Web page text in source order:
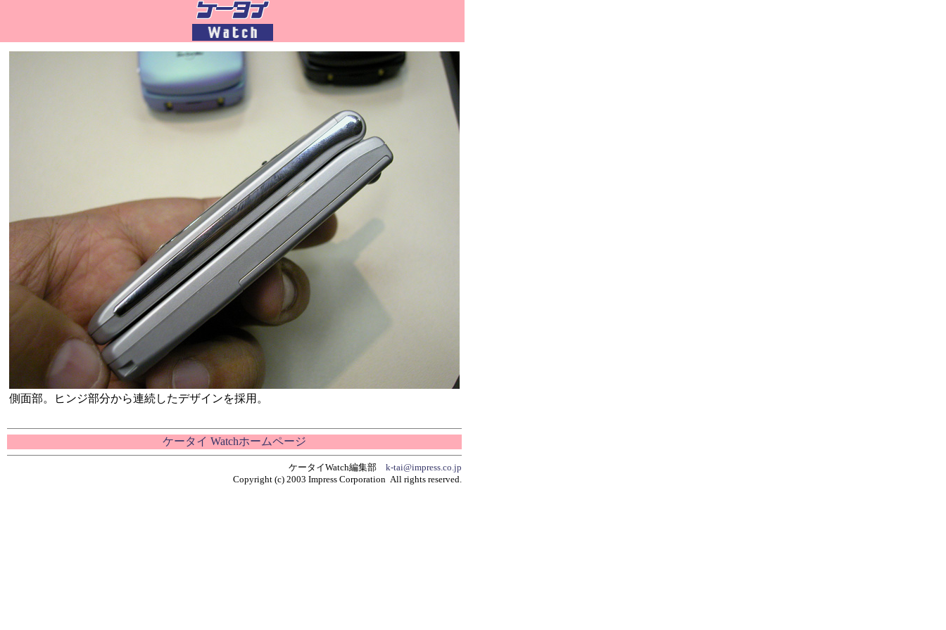
側面部。ヒンジ部分から連続したデザインを採用。
ケータイ Watchホームページ
ケータイWatch編集部 k-tai@impress.co.jp
Copyright (c) 2003 Impress Corporation All rights reserved.